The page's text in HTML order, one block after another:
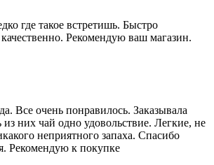
где такое встретишь. Быстро
Рекомендую ваш магазин.
Все очень понравилось. Заказывала
них чай одно удовольствие. Легкие, не
неприятного запаха. Спасибо
Рекомендую к покупке